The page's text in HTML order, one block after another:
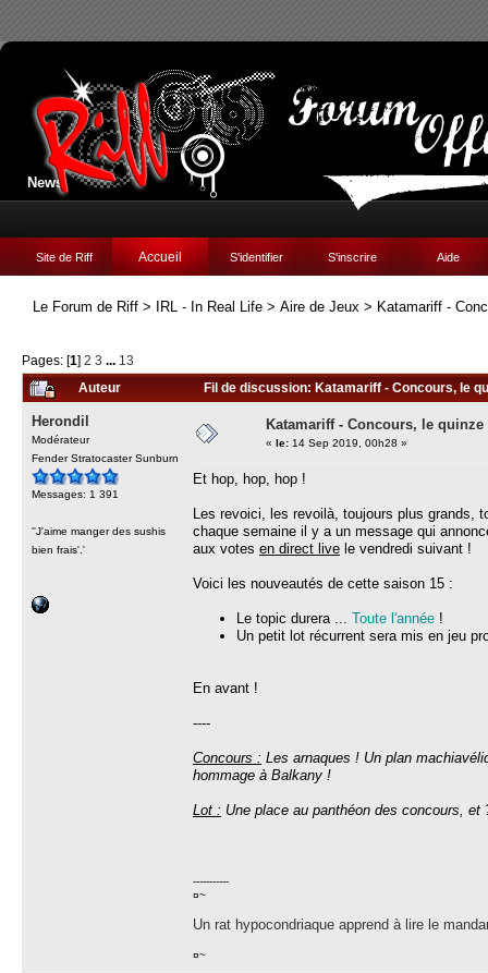
News:
Site de Riff Accueil S'identifier S'inscrire Aide
Le Forum de Riff > IRL - In Real Life > Aire de Jeux > Katamariff -
Pages: [1] 2 3 ... 13
Auteur
Fil de discussion: Katamariff - Concours, le
Herondil
Modérateur
Fender Stratocaster Sunburn
Messages: 1 391
''J'aime manger des sushis
bien frais'.'
Katamariff - Concours, le quinze
« le: 14 Sep 2019, 00h28 »
Et hop, hop, hop !
Les revoici, les revoilà, toujours plus grands,
chaque semaine il y a un message qui
aux votes en direct live le vendredi suivant !
Voici les nouveautés de cette saison 15 :
Le topic durera ... Toute l'année !
Un petit lot récurrent sera mis en jeu
En avant !
----
Concours : Les arnaques ! Un plan
hommage à Balkany !
Lot : Une place au panthéon des concours, et
-----------
¤~
Un rat hypocondriaque apprend à lire le
¤~